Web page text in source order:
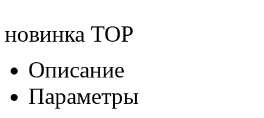
новинка TOP
Описание
Параметры